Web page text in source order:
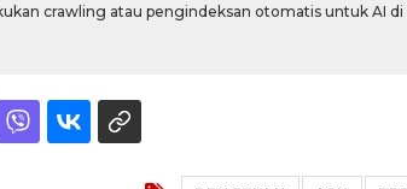
crawling atau pengindeksan otomatis untuk AI di
Ledakan rumah